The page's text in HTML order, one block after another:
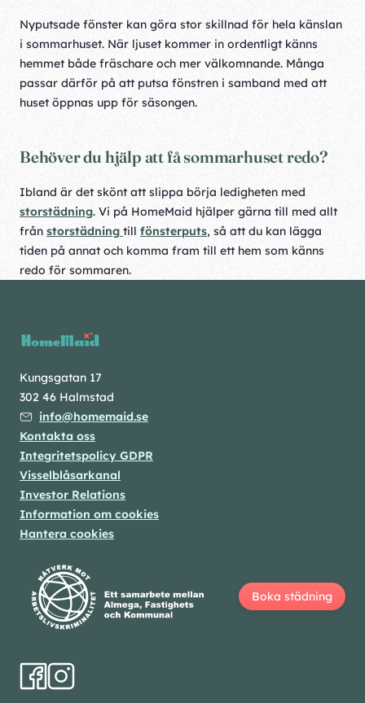
Nyputsade fönster kan göra stor skillnad för hela känslan
i sommarhuset. När ljuset kommer in ordentligt känns
hemmet både fräschare och mer välkomnande. Många
passar därför på att putsa fönstren i samband med att
huset öppnas upp för säsongen.
Behöver du hjälp att få sommarhuset redo?
Ibland är det skönt att slippa börja ledigheten med
storstädning. Vi på HomeMaid hjälper gärna till med allt
från storstädning till fönsterputs, så att du kan lägga
tiden på annat och komma fram till ett hem som känns
redo för sommaren.
Kungsgatan 17
302 46 Halmstad
info@homemaid.se
Kontakta oss
Integritetspolicy GDPR
Visselblåsarkanal
Investor Relations
Information om cookies
Hantera cookies
Boka städning